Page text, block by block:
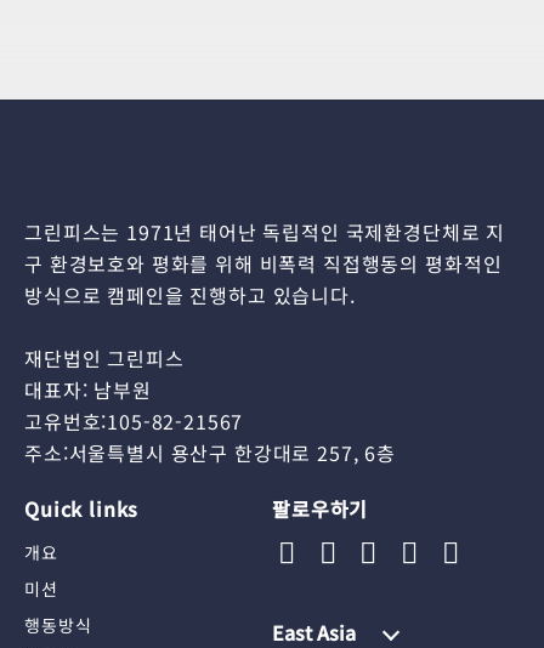
그린피스는 1971년 태어난 독립적인 국제환경단체로 지
구 환경보호와 평화를 위해 비폭력 직접행동의 평화적인
방식으로 캠페인을 진행하고 있습니다.
재단법인 그린피스
대표자: 남부원
고유번호:105-82-21567
주소:서울특별시 용산구 한강대로 257, 6층
Quick links
개요
미션
행동방식
팔로우하기
East Asia